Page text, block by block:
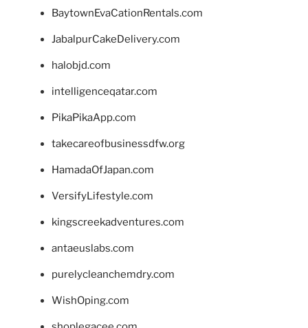
BaytownEvaCationRentals.com
JabalpurCakeDelivery.com
halobjd.com
intelligenceqatar.com
PikaPikaApp.com
takecareofbusinessdfw.org
HamadaOfJapan.com
VersifyLifestyle.com
kingscreekadventures.com
antaeuslabs.com
purelycleanchemdry.com
WishOping.com